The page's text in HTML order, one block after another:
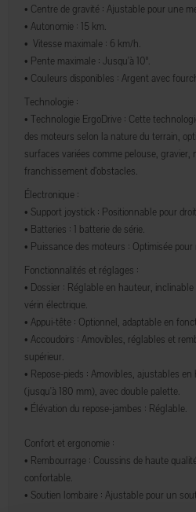
• Centre de gravité : Ajustable pour une
• Autonomie : 15 km.
• Vitesse maximale : 6 km/h.
• Pente maximale : Jusqu'à 10°.
• Couleurs disponibles : Argent avec
Technologie :
• Technologie ErgoDrive : Cette
des moteurs selon la nature du terrain,
surfaces variées comme pelouse, gravier,
franchissement d’obstacles.
Électronique :
• Support joystick : Positionnable pour
• Batteries : 1 batterie de série.
• Puissance des moteurs : Optimisée
Fonctionnalités et réglages :
• Dossier : Réglable en hauteur, inclinable
vérin électrique.
• Appui-tête : Optionnel, adaptable en
• Accoudoirs : Amovibles, réglables et
supérieur.
• Repose-pieds : Amovibles, ajustables
(jusqu'à 180 mm), avec double palette.
• Élévation du repose-jambes : Réglable.
Confort et ergonomie :
• Rembourrage : Coussins de haute
confortable.
• Soutien lombaire : Ajustable pour un